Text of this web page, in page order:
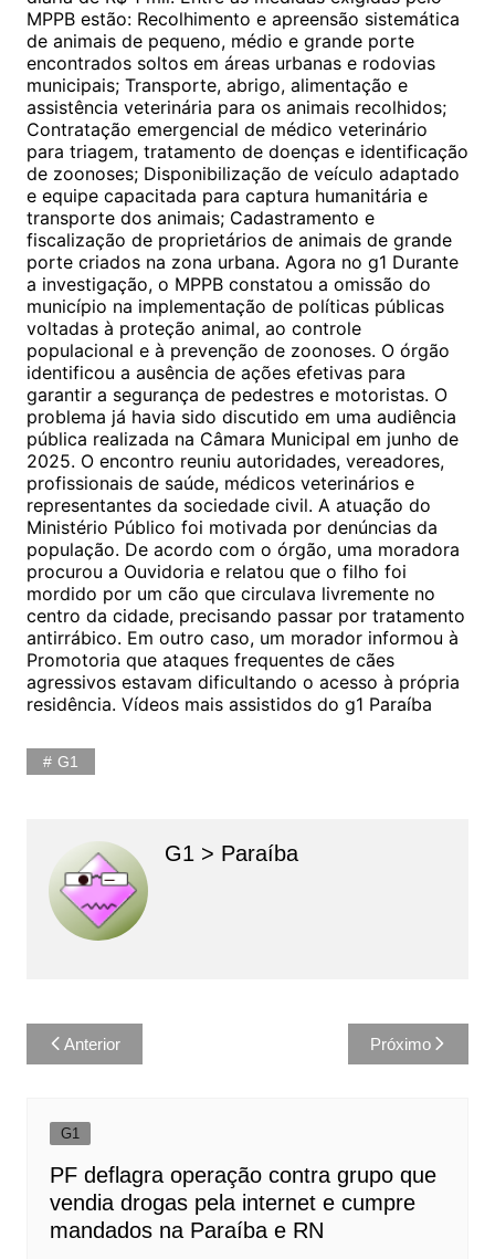
MPPB estão: Recolhimento e apreensão sistemática
de animais de pequeno, médio e grande porte
encontrados soltos em áreas urbanas e rodovias
municipais; Transporte, abrigo, alimentação e
assistência veterinária para os animais recolhidos;
Contratação emergencial de médico veterinário
para triagem, tratamento de doenças e identificação
de zoonoses; Disponibilização de veículo adaptado
e equipe capacitada para captura humanitária e
transporte dos animais; Cadastramento e
fiscalização de proprietários de animais de grande
porte criados na zona urbana. Agora no g1 Durante
a investigação, o MPPB constatou a omissão do
município na implementação de políticas públicas
voltadas à proteção animal, ao controle
populacional e à prevenção de zoonoses. O órgão
identificou a ausência de ações efetivas para
garantir a segurança de pedestres e motoristas. O
problema já havia sido discutido em uma audiência
pública realizada na Câmara Municipal em junho de
2025. O encontro reuniu autoridades, vereadores,
profissionais de saúde, médicos veterinários e
representantes da sociedade civil. A atuação do
Ministério Público foi motivada por denúncias da
população. De acordo com o órgão, uma moradora
procurou a Ouvidoria e relatou que o filho foi
mordido por um cão que circulava livremente no
centro da cidade, precisando passar por tratamento
antirrábico. Em outro caso, um morador informou à
Promotoria que ataques frequentes de cães
agressivos estavam dificultando o acesso à própria
residência. Vídeos mais assistidos do g1 Paraíba
G1
G1 > Paraíba
Navegação
de
Anterior Próximo
G1
PF deflagra operação contra grupo que
vendia drogas pela internet e cumpre
mandados na Paraíba e RN